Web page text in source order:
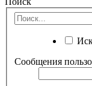
Сообщения